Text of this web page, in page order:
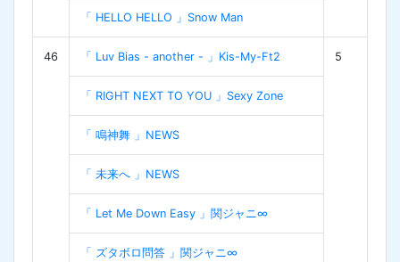
「 HELLO HELLO 」Snow Man
46 「 Luv Bias - another - 」Kis-My-Ft2 5
「 RIGHT NEXT TO YOU 」Sexy Zone
「 鳴神舞 」NEWS
「 未来へ 」NEWS
「 Let Me Down Easy 」関ジャニ∞
「 ズタボロ問答 」関ジャニ∞